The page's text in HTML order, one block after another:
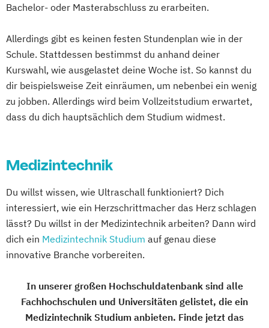
Global Sales and Marketing (EN)
Hardware-Software-Design
Human Enhancement and Ethics
Human Resource Management
Human-Centered Computing
Information Engineering und -Management
Innovation and Product Management (EN)
Product & Engineering Management
Interactive Media (EN)
Internationales Logistik-Management
Kommunikation
Wissen
Organizations
Lebensmitteltechnologie und Ernährung
Leichtbau und Composite-Werkstoffe
Bachelor- oder Masterabschluss zu erarbeiten.
Allerdings gibt es keinen festen Stundenplan wie in der
Schule. Stattdessen bestimmst du anhand deiner
Kurswahl, wie ausgelastet deine Woche ist. So kannst du
dir beispielsweise Zeit einräumen, um nebenbei ein wenig
zu jobben. Allerdings wird beim Vollzeitstudium erwartet,
dass du dich hauptsächlich dem Studium widmest.
Medizintechnik
Du willst wissen, wie Ultraschall funktioniert? Dich
interessiert, wie ein Herzschrittmacher das Herz schlagen
lässt? Du willst in der Medizintechnik arbeiten? Dann wird
dich ein Medizintechnik Studium auf genau diese
innovative Branche vorbereiten.
In unserer großen Hochschuldatenbank sind alle
Fachhochschulen und Universitäten gelistet, die ein
Medizintechnik Studium anbieten. Finde jetzt das